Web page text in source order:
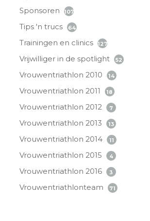
Sponsoren 107
Tips 'n trucs 64
Trainingen en clinics 127
Vrijwilliger in de spotlight 52
Vrouwentriathlon 2010 14
Vrouwentriathlon 2011 18
Vrouwentriathlon 2012 7
Vrouwentriathlon 2013 13
Vrouwentriathlon 2014 11
Vrouwentriathlon 2015 4
Vrouwentriathlon 2016 3
Vrouwentriathlonteam 71